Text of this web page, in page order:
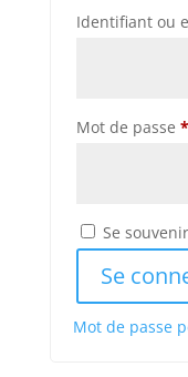
Identifiant ou
Mot de passe *
Se
Se
Mot de passe